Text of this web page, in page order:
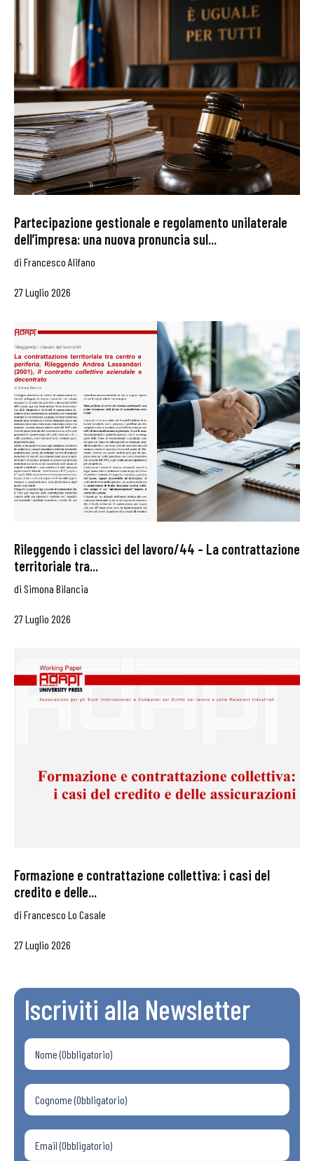
Partecipazione gestionale e regolamento unilaterale
dell’impresa: una nuova pronuncia sul...
di Francesco Alifano
27 Luglio 2026
Rileggendo i classici del lavoro/44 – La contrattazione
territoriale tra...
di Simona Bilancia
27 Luglio 2026
Formazione e contrattazione collettiva: i casi del
credito e delle...
di Francesco Lo Casale
27 Luglio 2026
Iscriviti alla Newsletter